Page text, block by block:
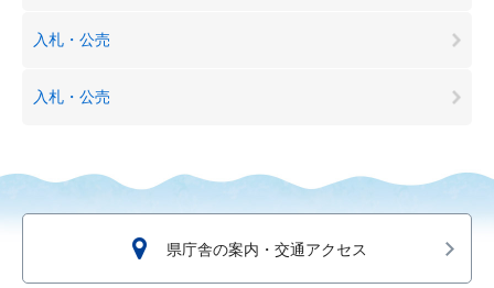
入札・公売
入札・公売
県庁舎の案内・交通アクセス